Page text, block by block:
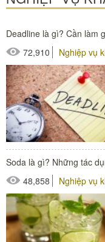
Deadline là gì? Cần làm
72,910
Nghiệp vụ
Soda là gì? Những tác
48,858
Nghiệp vụ